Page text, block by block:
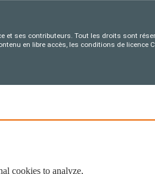
et ses contributeurs. Tout les droits sont
en libre accès, les conditions de licence
cookies to analyze,